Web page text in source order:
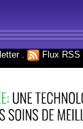
. Flux RSS